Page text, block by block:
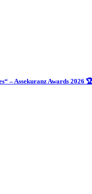
– Assekuranz Awards 2026